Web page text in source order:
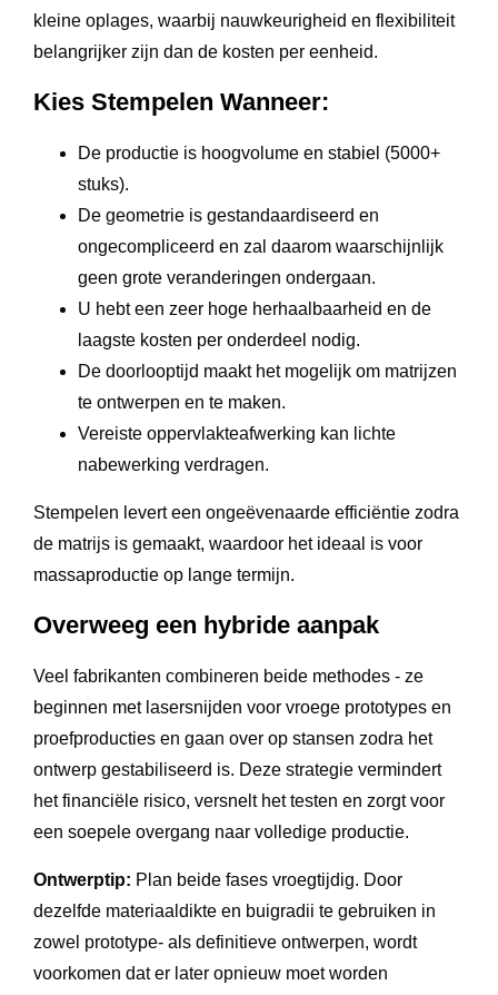
kleine oplages, waarbij nauwkeurigheid en flexibiliteit
belangrijker zijn dan de kosten per eenheid.
Kies Stempelen Wanneer:
De productie is hoogvolume en stabiel (5000+
stuks).
De geometrie is gestandaardiseerd en
ongecompliceerd en zal daarom waarschijnlijk
geen grote veranderingen ondergaan.
U hebt een zeer hoge herhaalbaarheid en de
laagste kosten per onderdeel nodig.
De doorlooptijd maakt het mogelijk om matrijzen
te ontwerpen en te maken.
Vereiste oppervlakteafwerking kan lichte
nabewerking verdragen.
Stempelen levert een ongeëvenaarde efficiëntie zodra
de matrijs is gemaakt, waardoor het ideaal is voor
massaproductie op lange termijn.
Overweeg een hybride aanpak
Veel fabrikanten combineren beide methodes - ze
beginnen met lasersnijden voor vroege prototypes en
proefproducties en gaan over op stansen zodra het
ontwerp gestabiliseerd is. Deze strategie vermindert
het financiële risico, versnelt het testen en zorgt voor
een soepele overgang naar volledige productie.
Ontwerptip: Plan beide fases vroegtijdig. Door
dezelfde materiaaldikte en buigradii te gebruiken in
zowel prototype- als definitieve ontwerpen, wordt
voorkomen dat er later opnieuw moet worden